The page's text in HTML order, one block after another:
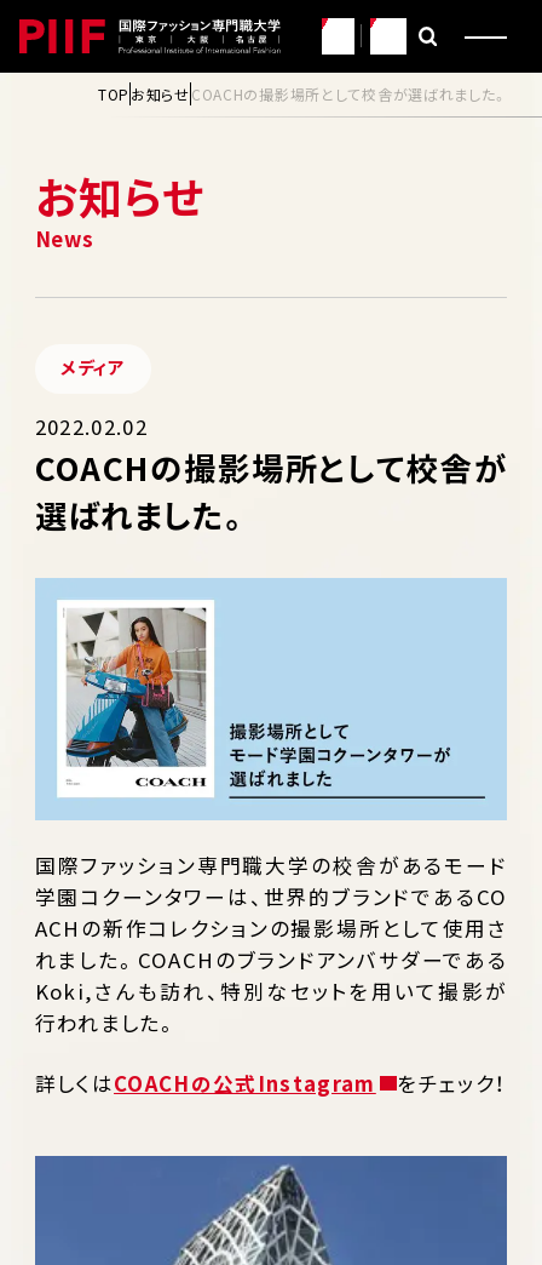
JP EN
お知らせ
TOP お知らせCOACHの撮影場所として校舎が選ばれました。
メディア
2022.02.02
COACHの撮影場所として校舎が
選ばれました。
国際ファッション専門職大学の校舎があるモード
学園コクーンタワーは、世界的ブランドであるCO
ACHの新作コレクションの撮影場所として使用さ
れました。COACHのブランドアンバサダーである
Koki,さんも訪れ、特別なセットを用いて撮影が
行われました。
詳しくはCOACHの公式Instagram をチェック！